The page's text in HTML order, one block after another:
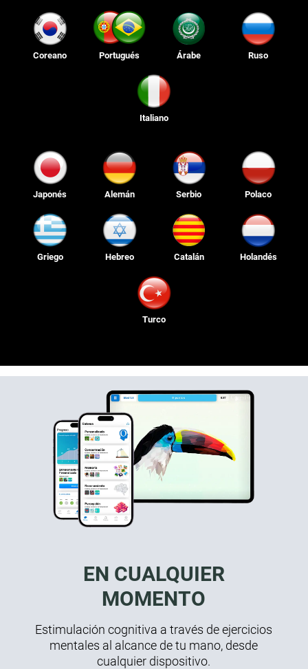
Coreano Portugués Árabe Ruso
Italiano
Japonés Alemán Serbio Polaco
Griego Hebreo Catalán Holandés
Turco
EN CUALQUIER
MOMENTO
Estimulación cognitiva a través de ejercicios
mentales al alcance de tu mano, desde
cualquier dispositivo.